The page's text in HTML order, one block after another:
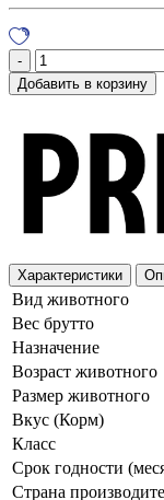
Добавить в корзину
Характеристики
Вид животного
Вес брутто
Назначение
Возраст животного
Размер животного
Вкус (Корм)
Класс
Срок годности
Страна